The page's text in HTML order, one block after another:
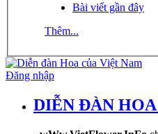
Bài viết gần đây
Thêm...
Đăng nhập
DIỄN ĐÀN